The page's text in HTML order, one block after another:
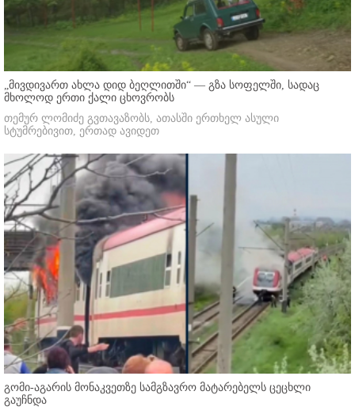
„მივდივართ ახლა დიდ ბეღლითში“ — გზა სოფელში, სადაც
მხოლოდ ერთი ქალი ცხოვრობს
თემურ ლომიძე გვთავაზობს, ათასში ერთხელ ასული
სტუმრებივით, ერთად ავიდეთ
გომი-აგარის მონაკვეთზე სამგზავრო მატარებელს ცეცხლი
გაუჩნდა